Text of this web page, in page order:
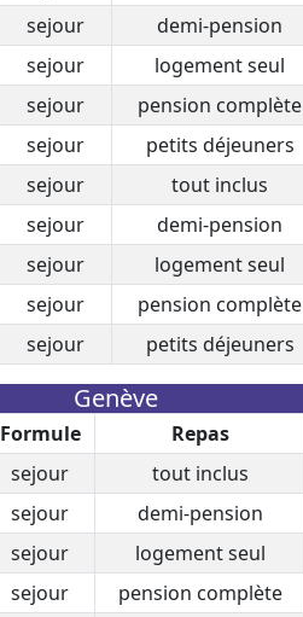
sejour demi-pension
sejour logement seul
sejour pension complète
sejour petits déjeuners
sejour tout inclus
sejour demi-pension
sejour logement seul
sejour pension complète
sejour petits déjeuners
Genève
Formule Repas
sejour tout inclus
sejour demi-pension
sejour logement seul
sejour pension complète